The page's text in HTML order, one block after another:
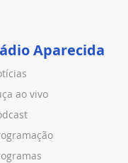
Aparecida
ao vivo